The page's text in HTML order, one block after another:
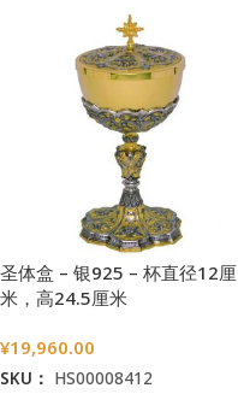
圣体盒 – 银925 – 杯直径12厘
米，高24.5厘米
¥19,960.00
SKU： HS00008412